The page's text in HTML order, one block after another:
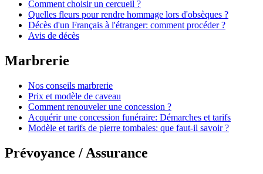
Comment choisir un cercueil ?
Quelles fleurs pour rendre hommage lors d'obsèques ?
Décès d'un Français à l'étranger: comment procéder ?
Avis de décès
Marbrerie
Nos conseils marbrerie
Prix et modèle de caveau
Comment renouveler une concession ?
Acquérir une concession funéraire: Démarches et tarifs
Modèle et tarifs de pierre tombales: que faut-il savoir ?
Prévoyance / Assurance